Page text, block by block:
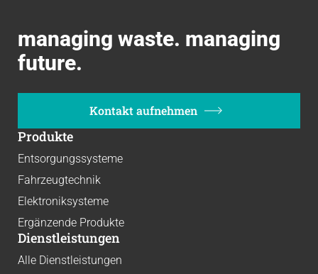
managing waste. managing
future.
Kontakt aufnehmen
Produkte
Entsorgungssysteme
Fahrzeugtechnik
Elektroniksysteme
Ergänzende Produkte
Dienstleistungen
Alle Dienstleistungen